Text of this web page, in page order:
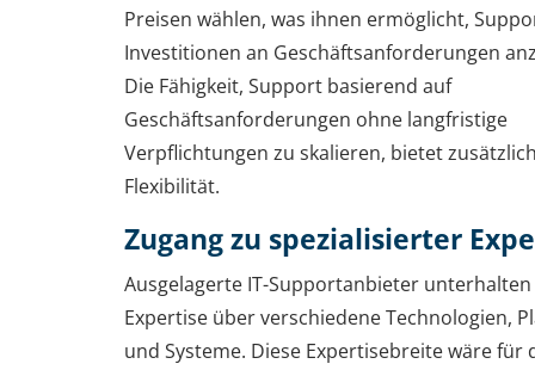
Preisen wählen, was ihnen ermöglicht,
Investitionen an Geschäftsanforderungen
Die Fähigkeit, Support basierend auf
Geschäftsanforderungen ohne langfristige
Verpflichtungen zu skalieren, bietet
Flexibilität.
Zugang zu spezialisierter
Ausgelagerte IT-Supportanbieter
Expertise über verschiedene Technologien,
und Systeme. Diese Expertisebreite wäre für